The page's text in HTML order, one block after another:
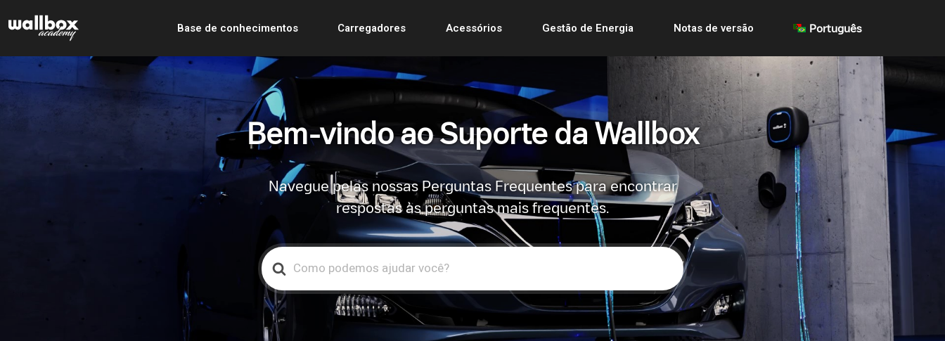
Base de conhecimentos Carregadores Acessórios Gestão de Energia Notas de versão Português
Bem-vindo ao Suporte da Wallbox
Navegue pelas nossas Perguntas Frequentes para encontrar
respostas às perguntas mais frequentes.
Search
For